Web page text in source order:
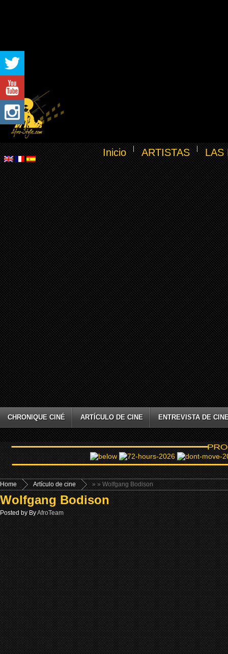
Inicio ARTISTAS LAS
CHRONIQUE CINÉ ARTÍCULO DE CINE ENTREVISTA DE
Home »
Artículo de cine » Wolfgang Bodison
Wolfgang Bodison
Posted by ByAfroTeam